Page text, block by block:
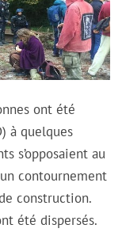
ont été
à quelques
s’opposaient au
contournement
construction.
été dispersés.